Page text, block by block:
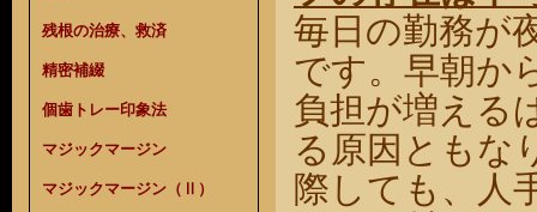
残根の治療、救済
精密補綴
個歯トレー印象法
マジックマージン
マジックマージン（Ⅱ）
毎日の勤務が
です。早朝か
負担が増える
る原因ともな
際しても、人